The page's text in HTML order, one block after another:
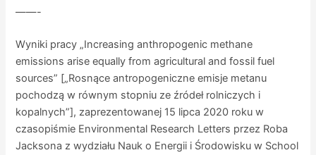
——-
Wyniki pracy „Increasing anthropogenic methane
emissions arise equally from agricultural and fossil fuel
sources” [„Rosnące antropogeniczne emisje metanu
pochodzą w równym stopniu ze źródeł rolniczych i
kopalnych”], zaprezentowanej 15 lipca 2020 roku w
czasopiśmie Environmental Research Letters przez Roba
Jacksona z wydziału Nauk o Energii i Środowisku w School